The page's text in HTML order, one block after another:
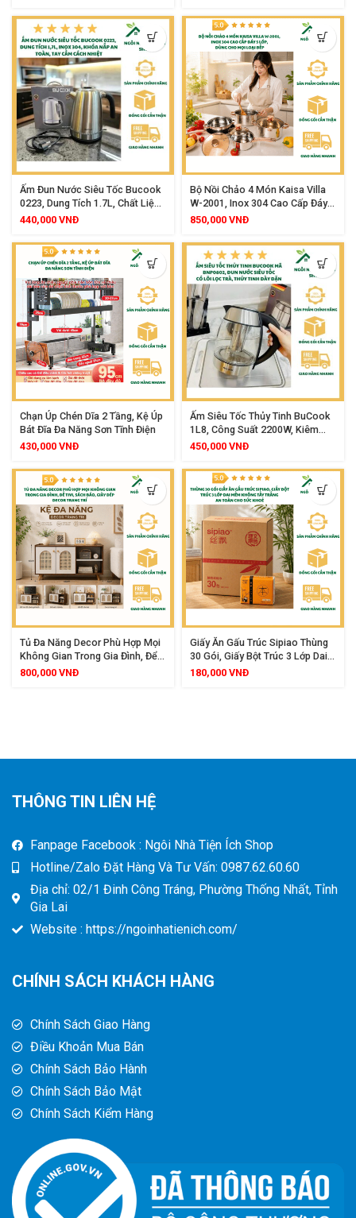
Ấm Đun Nước Siêu Tốc Bucook
0223, Dung Tích 1.7L, Chất Liệu
Inox 304 Cao Cấp, Công Suất
Cầm Cách Nhiệt, Đế Xoay 360
Độ, Tự Ngắt Khi Sôi
440,000 VNĐ
Bộ Nồi Chảo 4 Món Kaisa Villa
W-2001, Inox 304 Cao Cấp Đáy 5
Lớp, Dùng Cho Mọi Loại Bếp
850,000 VNĐ
Chạn Úp Chén Dĩa 2 Tầng, Kệ Úp
Bát Đĩa Đa Năng Sơn Tĩnh Điện
430,000 VNĐ
Ấm Siêu Tốc Thủy Tinh BuCook
1L8, Công Suất 2200W, Kiêm
Pha Trà Cà Phê, Thiết Kế Sang
Toàn Tuyệt Đối Cho Gia Đình
450,000 VNĐ
Tủ Đa Năng Decor Phù Hợp Mọi
Không Gian Trong Gia Đình, Để
Tivi, Sách Báo, Giày Dép Decor
800,000 VNĐ
Giấy Ăn Gấu Trúc Sipiao Thùng
30 Gói, Giấy Bột Trúc 3 Lớp Dai
Mềm Không Tẩy Trắng An Toàn
180,000 VNĐ
THÔNG TIN LIÊN HỆ
Fanpage Facebook : Ngôi Nhà Tiện Ích Shop
Hotline/Zalo Đặt Hàng Và Tư Vấn: 0987.62.60.60
Địa chỉ: 02/1 Đinh Công Tráng, Phường Thống Nhất, Tỉnh
Gia Lai
Website : https://ngoinhatienich.com/
CHÍNH SÁCH KHÁCH HÀNG
Chính Sách Giao Hàng
Điều Khoản Mua Bán
Chính Sách Bảo Hành
Chính Sách Bảo Mật
Chính Sách Kiểm Hàng